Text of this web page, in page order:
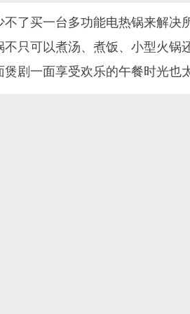
不了买一台多功能电热锅来解决
不只可以煮汤、煮饭、小型火锅
剧一面享受欢乐的午餐时光也